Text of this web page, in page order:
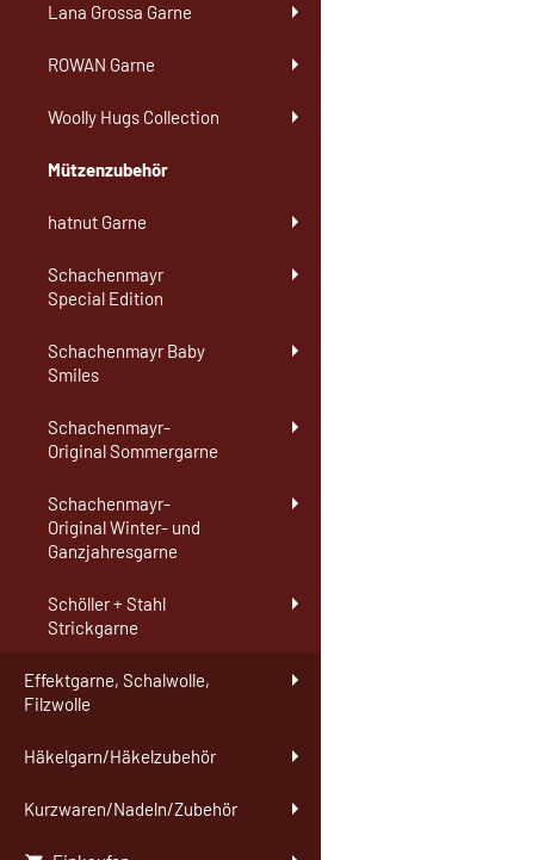
Lana Grossa Garne
ROWAN Garne
Woolly Hugs Collection
Mützenzubehör
hatnut Garne
Schachenmayr
Special Edition
Schachenmayr Baby
Smiles
Schachenmayr-
Original Sommergarne
Schachenmayr-
Original Winter- und
Ganzjahresgarne
Schöller + Stahl
Strickgarne
Effektgarne, Schalwolle,
Filzwolle
Häkelgarn/Häkelzubehör
Kurzwaren/Nadeln/Zubehör